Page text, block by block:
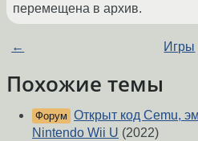
перемещена в архив.
← Игры
Похожие темы
Форум Открыт код Cemu,
Nintendo Wii U (2022)